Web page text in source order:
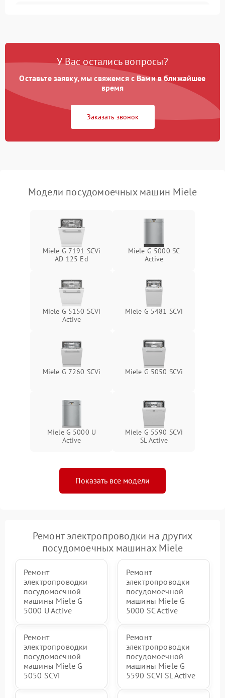
Проблемы с набором
Не работает сушилка 2100 ₽ Подробнее →
Сбои в работе таймера 1700 ₽
У Вас остались вопросы?
Оставьте заявку, мы свяжемся с Вами в ближайшее
время
Заказать звонок
Модели посудомоечных машин Miele
Miele G 7191 SCVi
AD 125 Ed
Miele G 5000 SC
Active
Miele G 5150 SCVi
Active
Miele G 5481 SCVi
Miele G 7260 SCVi Miele G 5050 SCVi
Miele G 5000 U
Active
Miele G 5590 SCVi
SL Active
Показать все модели
Ремонт электропроводки на других
посудомоечных машинах Miele
Ремонт
электропроводки
посудомоечной
машины Miele G
5000 U Active
Ремонт
электропроводки
посудомоечной
машины Miele G
5000 SC Active
Ремонт
электропроводки
посудомоечной
машины Miele G
5050 SCVi
Ремонт
электропроводки
посудомоечной
машины Miele G
5590 SCVi SL Active